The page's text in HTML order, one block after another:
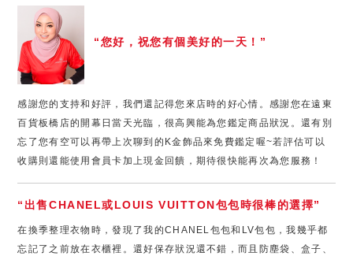
“您好，祝您有個美好的一天！”
感謝您的支持和好評，我們還記得您來店時的好心情。感謝您在遠東
百貨板橋店的開幕日當天光臨，很高興能為您鑑定商品狀況。還有別
忘了您有空可以再帶上次聊到的K金飾品來免費鑑定喔~若評估可以
收購則還能使用會員卡加上現金回饋，期待很快能再次為您服務！
“出售CHANEL或LOUIS VUITTON包包時很棒的選擇”
在換季整理衣物時，發現了我的CHANEL包包和LV包包，我幾乎都
忘記了之前放在衣櫃裡。還好保存狀況還不錯，而且防塵袋、盒子、